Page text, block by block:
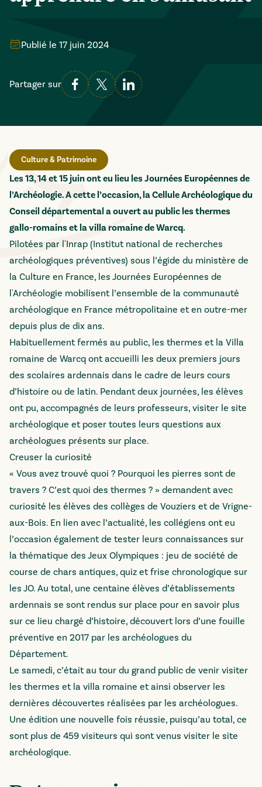
Publié le 17 juin 2024
Partager sur
Culture & Patrimoine
Les 13, 14 et 15 juin ont eu lieu les Journées Européennes de
l’Archéologie. A cette l’occasion, la Cellule Archéologique du
Conseil départemental a ouvert au public les thermes
gallo-romains et la villa romaine de Warcq.
Pilotées par l'Inrap (Institut national de recherches
archéologiques préventives) sous l’égide du ministère de
la Culture en France, les Journées Européennes de
l'Archéologie mobilisent l’ensemble de la communauté
archéologique en France métropolitaine et en outre-mer
depuis plus de dix ans.
Habituellement fermés au public, les thermes et la Villa
romaine de Warcq ont accueilli les deux premiers jours
des scolaires ardennais dans le cadre de leurs cours
d’histoire ou de latin. Pendant deux journées, les élèves
ont pu, accompagnés de leurs professeurs, visiter le site
archéologique et poser toutes leurs questions aux
archéologues présents sur place.
Creuser la curiosité
« Vous avez trouvé quoi ? Pourquoi les pierres sont de
travers ? C’est quoi des thermes ? » demandent avec
curiosité les élèves des collèges de Vouziers et de Vrigne-
aux-Bois. En lien avec l’actualité, les collégiens ont eu
l’occasion également de tester leurs connaissances sur
la thématique des Jeux Olympiques : jeu de société de
course de chars antiques, quiz et frise chronologique sur
les JO. Au total, une centaine élèves d’établissements
ardennais se sont rendus sur place pour en savoir plus
sur ce lieu chargé d’histoire, découvert lors d’une fouille
préventive en 2017 par les archéologues du
Département.
Le samedi, c’était au tour du grand public de venir visiter
les thermes et la villa romaine et ainsi observer les
dernières découvertes réalisées par les archéologues.
Une édition une nouvelle fois réussie, puisqu’au total, ce
sont plus de 459 visiteurs qui sont venus visiter le site
archéologique.